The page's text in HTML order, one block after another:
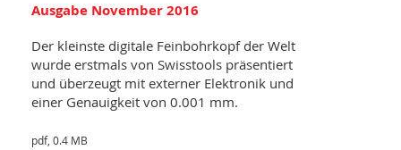
Ausgabe November 2016
Der kleinste digitale Feinbohrkopf der Welt
wurde erstmals von Swisstools präsentiert
und überzeugt mit externer Elektronik und
einer Genauigkeit von 0.001 mm.
pdf, 0.4 MB